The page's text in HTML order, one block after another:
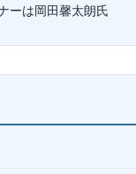
ーは岡⽥馨太朗氏